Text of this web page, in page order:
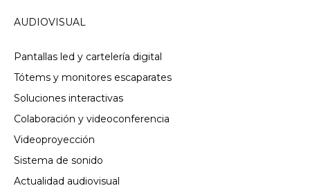
AUDIOVISUAL
Pantallas led y cartelería digital
Tótems y monitores escaparates
Soluciones interactivas
Colaboración y videoconferencia
Videoproyección
Sistema de sonido
Actualidad audiovisual